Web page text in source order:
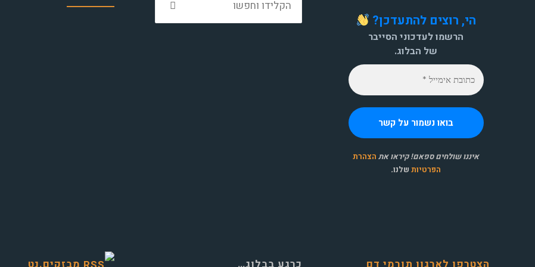
הי, רוצים להתעדכן?
הרשמו לעדכוני הסייבר
של הבלוג.
איננו שולחים ספאם! קיראו את הצהרת
הפרטיות שלנו.